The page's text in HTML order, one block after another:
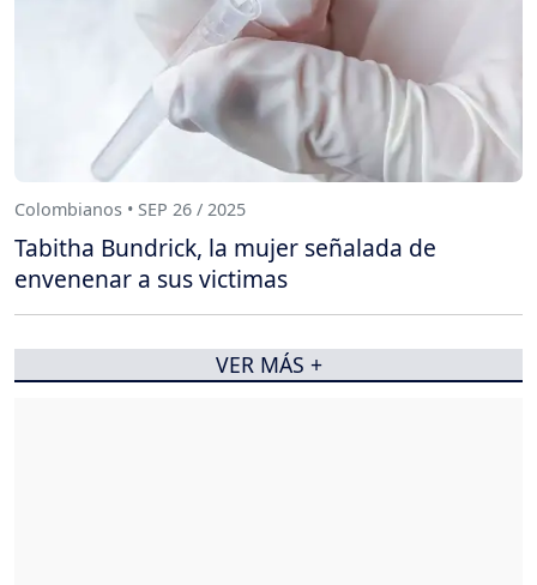
Colombianos • SEP 26 / 2025
Tabitha Bundrick, la mujer señalada de
envenenar a sus victimas
VER MÁS +